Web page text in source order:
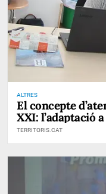
ALTRES
El concepte
XXI: l’adaptació
TERRITORIS.CAT